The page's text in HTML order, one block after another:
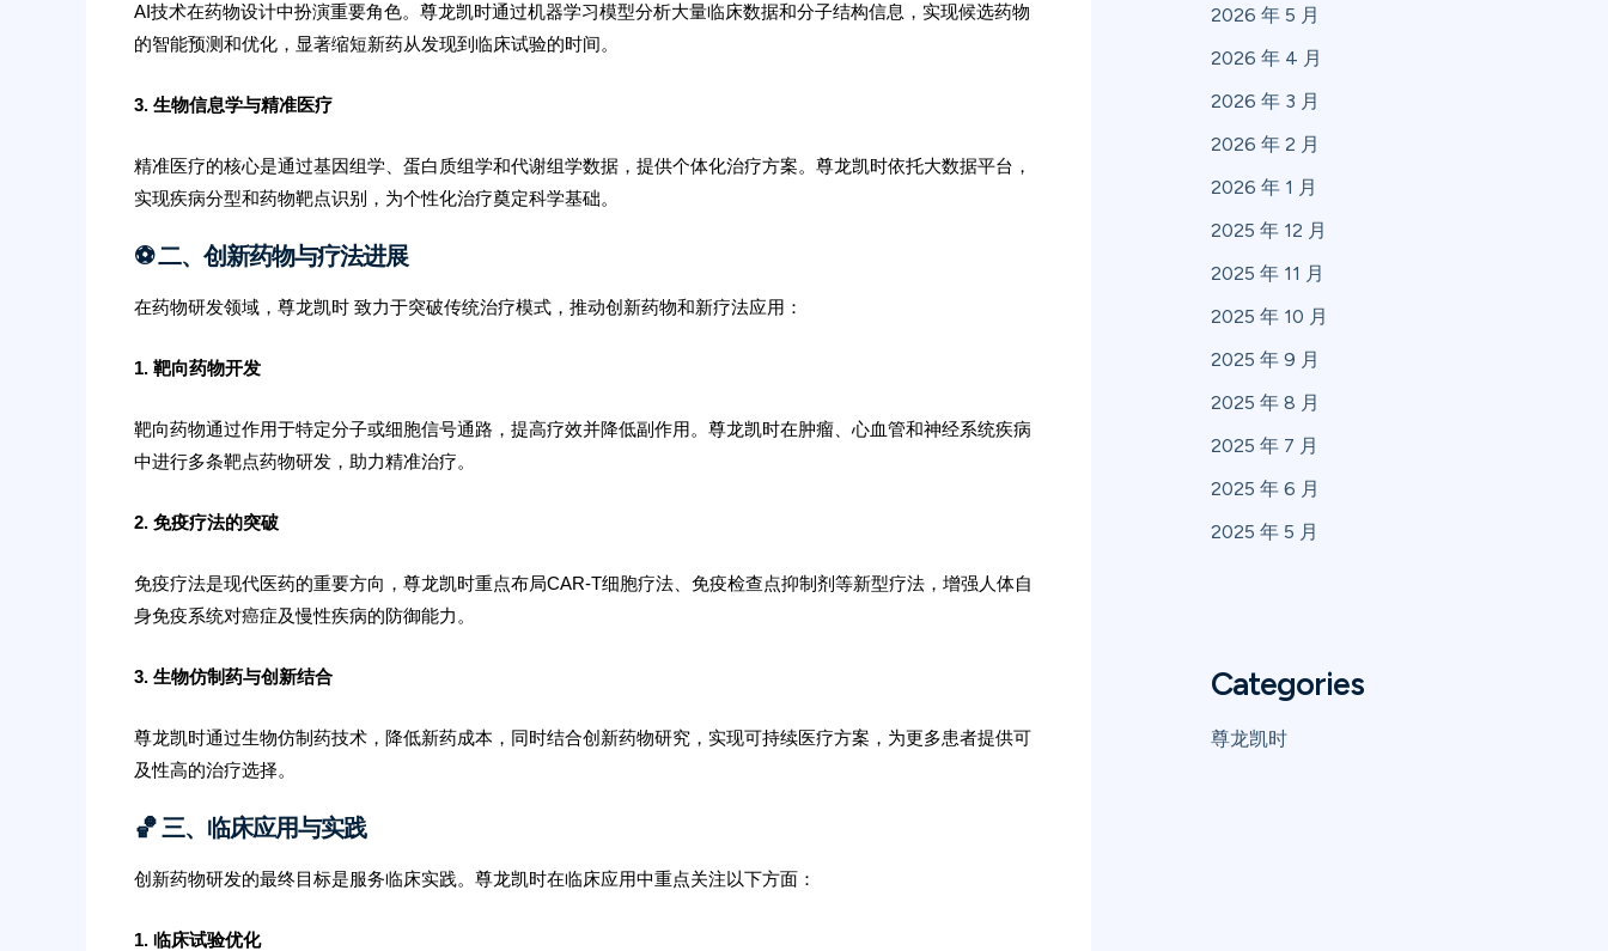
AI技术在药物设计中扮演重要角色。尊龙凯时通过机器学习模型分析大量临床数据和分子结构信息，实现候选药物
的智能预测和优化，显著缩短新药从发现到临床试验的时间。
3. 生物信息学与精准医疗
精准医疗的核心是通过基因组学、蛋白质组学和代谢组学数据，提供个体化治疗方案。尊龙凯时依托大数据平台，
实现疾病分型和药物靶点识别，为个性化治疗奠定科学基础。
⚽️ 二、创新药物与疗法进展
在药物研发领域，尊龙凯时 致力于突破传统治疗模式，推动创新药物和新疗法应用：
1. 靶向药物开发
靶向药物通过作用于特定分子或细胞信号通路，提高疗效并降低副作用。尊龙凯时在肿瘤、心血管和神经系统疾病
中进行多条靶点药物研发，助力精准治疗。
2. 免疫疗法的突破
免疫疗法是现代医药的重要方向，尊龙凯时重点布局CAR-T细胞疗法、免疫检查点抑制剂等新型疗法，增强人体自
身免疫系统对癌症及慢性疾病的防御能力。
3. 生物仿制药与创新结合
尊龙凯时通过生物仿制药技术，降低新药成本，同时结合创新药物研究，实现可持续医疗方案，为更多患者提供可
及性高的治疗选择。
🏀 三、临床应用与实践
创新药物研发的最终目标是服务临床实践。尊龙凯时在临床应用中重点关注以下方面：
1. 临床试验优化
2026 年 5 月
2026 年 4 月
2026 年 3 月
2026 年 2 月
2026 年 1 月
2025 年 12 月
2025 年 11 月
2025 年 10 月
2025 年 9 月
2025 年 8 月
2025 年 7 月
2025 年 6 月
2025 年 5 月
Categories
尊龙凯时